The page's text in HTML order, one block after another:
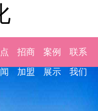
招商
加盟
案例
展示
联系
我们